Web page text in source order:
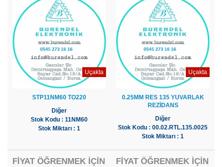
Uçakta
STP11NM60 TO220
Diğer
Stok Kodu : 11NM60
Stok Miktarı : 1
FİYAT ÖĞRENMEK İÇİN
Uçakta
0.25MM RES 135 YUVARLAK
REZİDANS
Diğer
Stok Kodu : 00.02.RTL.135.0025
Stok Miktarı : 1
FİYAT ÖĞRENMEK İÇİN